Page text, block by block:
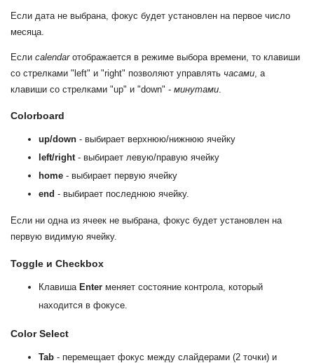
Если дата не выбрана, фокус будет установлен на первое число
месяца.
Если calendarотображается в режиме выбора времени, то клавиши
со стрелками "left" и "right" позволяют управлять часами , а
клавиши со стрелками "up" и "down" - минутами
Colorboard
up/down - выбирает верхнюю/нижнюю ячейку
left/right- выбирает левую/правую ячейку
home - выбирает первую ячейку
end - выбирает последнюю ячейку.
Если ни одна из ячеек не выбрана, фокус будет установлен на
первую видимую ячейку.
Toggle и Checkbox
Клавиша Enter меняет состояние контрола, который
находится в фокусе.
Color Select
Tab - перемещает фокус между слайдерами (2 точки) и